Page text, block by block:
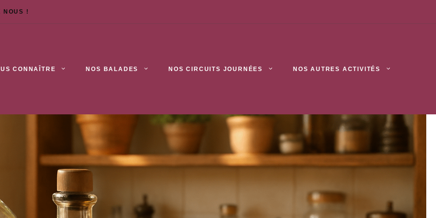
NOUS !
CONNAÎTRE NOS BALADES NOS CIRCUITS JOURNÉES NOS AUTRES ACTIVITÉS